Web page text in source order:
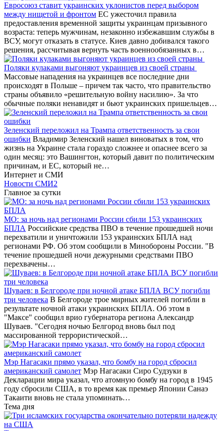
Евросоюз ставит украинских уклонистов перед выбором
между нищетой и фронтом ЕС ужесточил правила
предоставления временной защиты украинцам призывного
возраста: теперь мужчинам, незаконно избежавшим службы в
ВСУ, могут отказать в статусе. Киев давно добивался такого
решения, рассчитывая вернуть часть военнообязанных в…
Поляки кулаками выгоняют украинцев из своей страны
Массовые нападения на украинцев все последние дни
происходят в Польше – причем так часто, что правительство
страны объявило «решительную войну насилию». За что
обычные поляки ненавидят и бьют украинских пришельцев…
Зеленский переложил на Трампа ответственность за свои
ошибки Владимир Зеленский нашел виноватых в том, что
жизнь на Украине стала гораздо сложнее и опаснее всего за
один месяц: это Вашингтон, который давит по политическим
причинам, и ЕС, который не…
Интернет и СМИ
Новости СМИ2
Главное за сутки
МО: за ночь над регионами России сбили 153 украинских
БПЛА Российские средства ПВО в течение прошедшей ночи
перехватили и уничтожили 153 украинских БПЛА над
регионами РФ. Об этом сообщили в Минобороны России. "В
течение прошедшей ночи дежурными средствами ПВО
перехвачены…
Шуваев: в Белгороде при ночной атаке БПЛА ВСУ погибли
три человека В Белгороде трое мирных жителей погибли в
результате ночной атаки украинских БПЛА. Об этом в
"Максе" сообщил врио губернатора региона Александр
Шуваев. "Сегодня ночью Белгород вновь был под
массированной террористической…
Мэр Нагасаки прямо указал, что бомбу на город сбросил
американский самолет Мэр Нагасаки Сиро Судзуки в
Декларации мира указал, что атомную бомбу на город в 1945
году сбросили США, в то время как премьер Японии Санаэ
Такаити вновь не стала упоминать…
Тема дня